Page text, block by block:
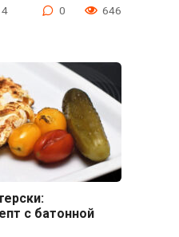
4 0 646
с батонной